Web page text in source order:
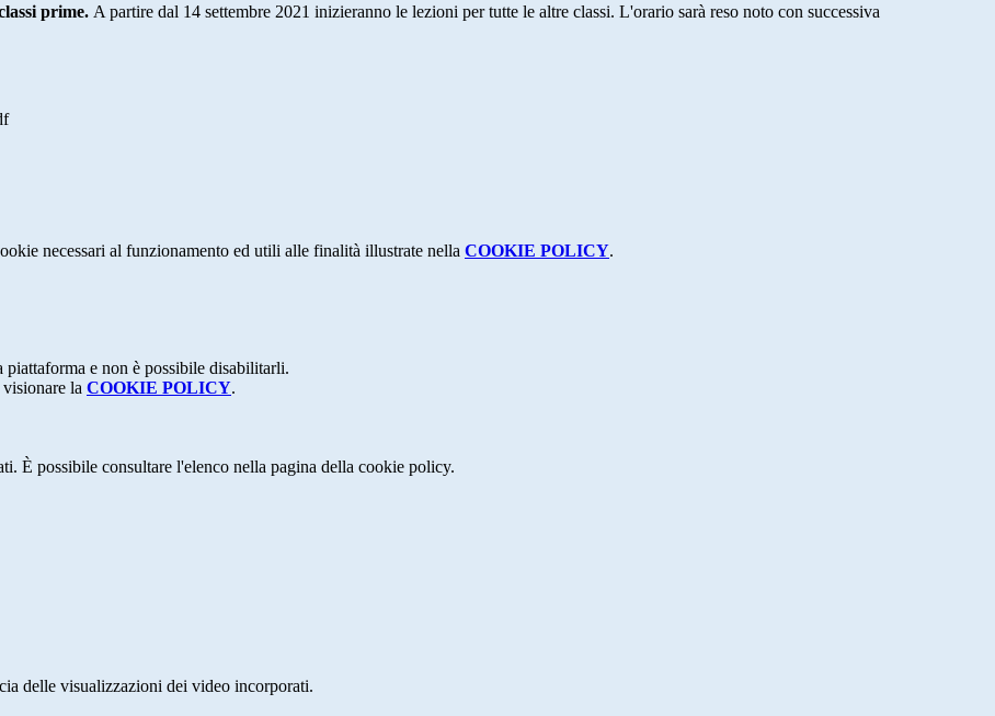
prime. A partire dal 14 settembre 2021 inizieranno le lezioni per tutte le altre classi. L'orario sarà reso noto con successiva
necessari al funzionamento ed utili alle finalità illustrate nella COOKIE POLICY.
e non è possibile disabilitarli.
la COOKIE POLICY.
È possibile consultare l'elenco nella pagina della cookie policy.
delle visualizzazioni dei video incorporati.